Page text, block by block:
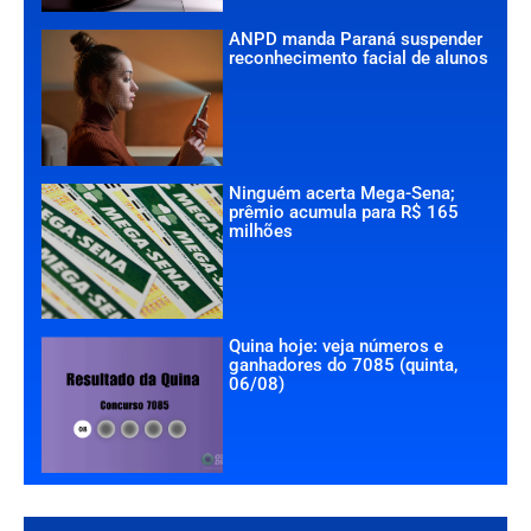
ANPD manda Paraná suspender
reconhecimento facial de alunos
Ninguém acerta Mega-Sena;
prêmio acumula para R$ 165
milhões
Quina hoje: veja números e
ganhadores do 7085 (quinta,
06/08)